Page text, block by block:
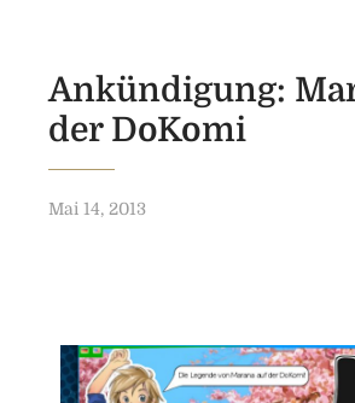
Ankündigung:
der DoKomi
Mai 14, 2013